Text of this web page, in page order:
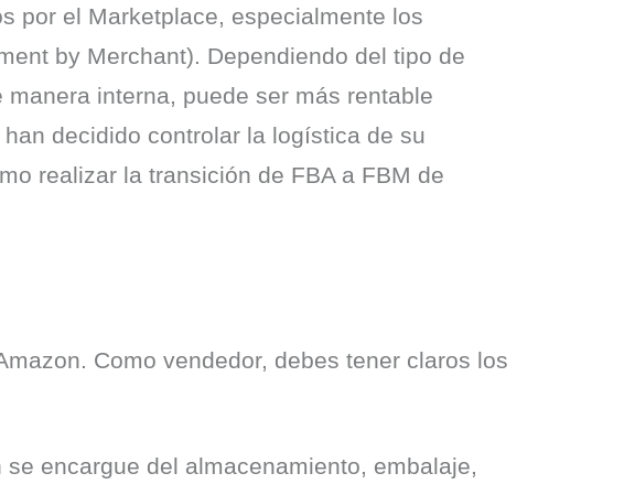
por el Marketplace, especialmente los
by Merchant). Dependiendo del tipo de
interna, puede ser más rentable
decidido controlar la logística de su
realizar la transición de FBA a FBM de
Como vendedor, debes tener claros los
encargue del almacenamiento, embalaje,